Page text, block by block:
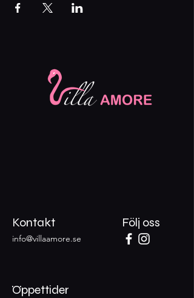
Kontakt
info@villaamore.se
Följ oss
Öppettider